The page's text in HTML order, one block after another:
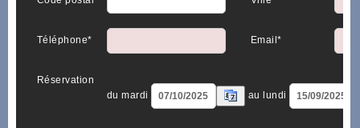
Téléphone* Email*
Réservation
du mardi
au lundi